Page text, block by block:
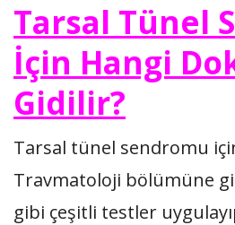
Tarsal Tünel
İçin Hangi
Gidilir?
Tarsal tünel sendromu
Travmatoloji bölümüne
gibi çeşitli testler